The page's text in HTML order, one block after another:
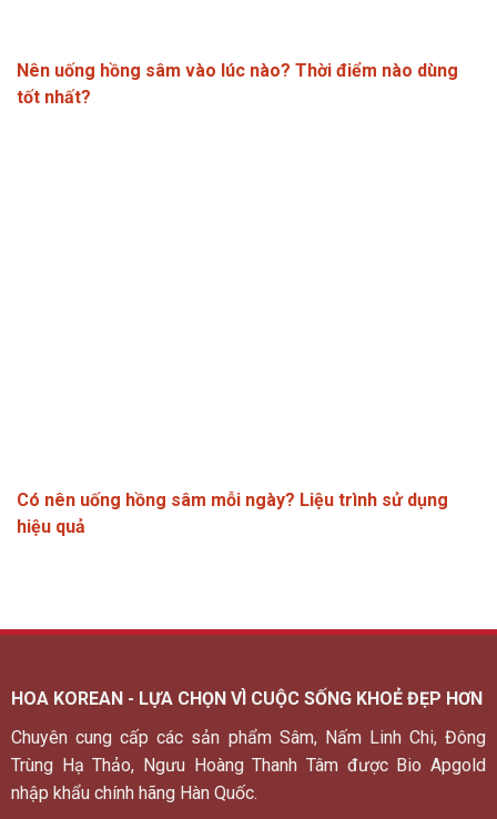
Nên uống hồng sâm vào lúc nào? Thời điểm nào dùng
tốt nhất?
Có nên uống hồng sâm mỗi ngày? Liệu trình sử dụng
hiệu quả
HOA KOREAN - LỰA CHỌN VÌ CUỘC SỐNG KHOẺ ĐẸP HƠN
Chuyên cung cấp các sản phẩm Sâm, Nấm Linh Chi, Đông
Trùng Hạ Thảo, Ngưu Hoàng Thanh Tâm được Bio Apgold
nhập khẩu chính hãng Hàn Quốc.